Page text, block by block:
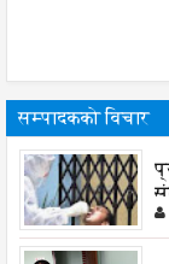
सम्पादकको विचार